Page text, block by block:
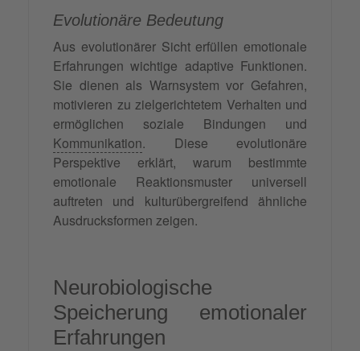
Evolutionäre Bedeutung
Aus evolutionärer Sicht erfüllen emotionale
Erfahrungen wichtige adaptive Funktionen.
Sie dienen als Warnsystem vor Gefahren,
motivieren zu zielgerichtetem Verhalten und
ermöglichen soziale Bindungen und
Kommunikation. Diese evolutionäre
Perspektive erklärt, warum bestimmte
emotionale Reaktionsmuster universell
auftreten und kulturübergreifend ähnliche
Ausdrucksformen zeigen.
Neurobiologische
Speicherung emotionaler
Erfahrungen